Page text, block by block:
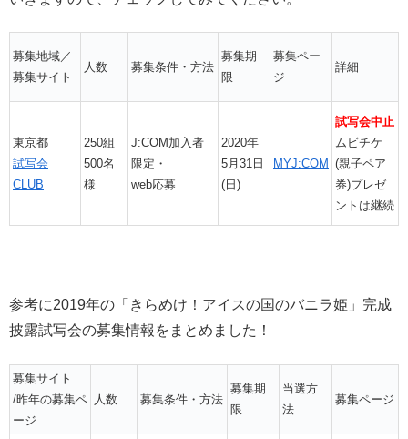
募集地域／
募集サイト
人数 募集条件・方法
募集期
限
募集ペー
ジ
詳細
東京都
試写会
CLUB
250組
500名
様
J:COM加入者
限定・
web応募
2020年
5月31日
(日)
MYJ:COM
試写会中止
ムビチケ
(親子ペア
券)プレゼ
ントは継続
参考に2019年の「きらめけ！アイスの国のバニラ姫」完成
披露試写会の募集情報をまとめました！
募集サイト
/昨年の募集ペ
ージ
人数 募集条件・方法
募集期
限
当選方
法
募集ページ